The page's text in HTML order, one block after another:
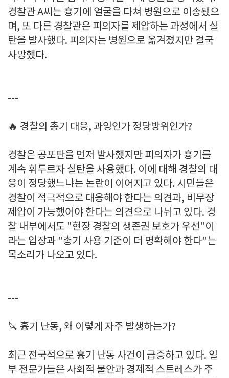
경찰관 A씨는 흉기에 얼굴을 다쳐 병원으로 이송됐으
며, 또 다른 경찰관은 피의자를 제압하는 과정에서 실
탄을 발사했다. 피의자는 병원으로 옮겨졌지만 결국
사망했다.
---
🔥 경찰의 총기 대응, 과잉인가 정당방위인가?
경찰은 공포탄을 먼저 발사했지만 피의자가 흉기를
계속 휘두르자 실탄을 사용했다. 이에 대해 경찰의 대
응이 정당했느냐는 논란이 이어지고 있다. 시민들은
경찰이 적극적으로 대응해야 한다는 의견과, 비무장
제압이 가능했어야 한다는 의견으로 나뉘고 있다. 경
찰 내부에서도 "현장 경찰의 생존권 보호가 우선"이
라는 입장과 "총기 사용 기준이 더 명확해야 한다"는
목소리가 나오고 있다.
---
🔪 흉기 난동, 왜 이렇게 자주 발생하는가?
최근 전국적으로 흉기 난동 사건이 급증하고 있다. 일
부 전문가들은 사회적 불안과 경제적 스트레스가 주